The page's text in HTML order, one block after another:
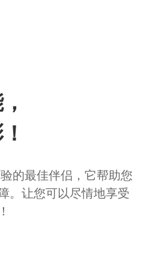
的最佳伴侣，它帮助您
。让您可以尽情地享受